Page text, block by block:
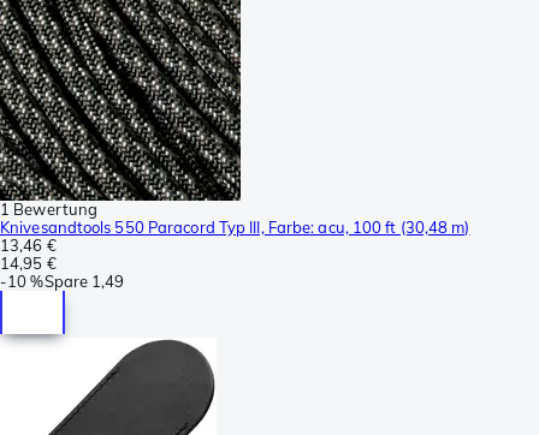
1 Bewertung
Knivesandtools 550 Paracord Typ III, Farbe: acu, 100 ft (30,48 m)
13,46 €
14,95 €
-10 %Spare 1,49